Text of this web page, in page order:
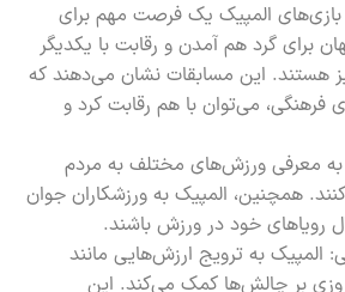
المپیک یک فرصت مهم برای
برای گرد هم آمدن و رقابت با یکدیگر
هستند. این مسابقات نشان می‌دهند که
فرهنگی، می‌توان با هم رقابت کرد و
معرفی ورزش‌های مختلف به مردم
همچنین، المپیک به ورزشکاران جوان
رویاهای خود در ورزش باشند.
المپیک به ترویج ارزش‌هایی مانند
بر چالش‌ها کمک می‌کند. این